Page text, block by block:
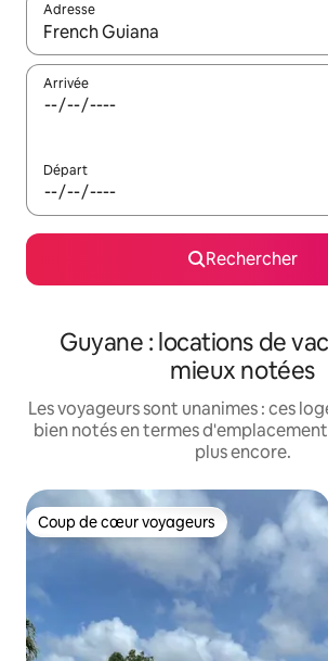
Adresse
Lorsque les résultats s'affichent, utilisez
Arrivée
Départ
Rechercher
Guyane : locations de
mieux notées
Les voyageurs sont unanimes : ces
bien notés en termes
plus encore.
Coup de cœur voyageurs
Coup de cœur voyageurs